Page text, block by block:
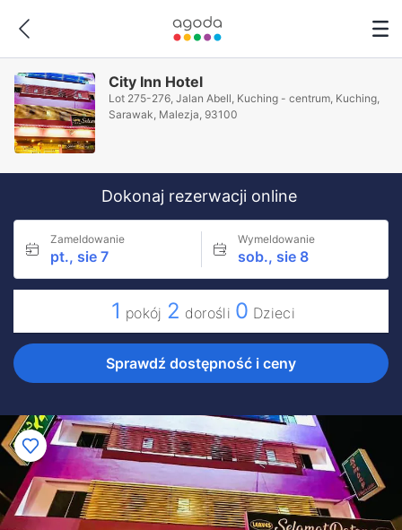
City Inn Hotel
Lot 275-276, Jalan Abell, Kuching - centrum, Kuching,
Sarawak, Malezja, 93100
Dokonaj rezerwacji online
Zameldowanie
pt., sie 7
Wymeldowanie
sob., sie 8
1 pokój 2 dorośli 0 Dzieci
Sprawdź dostępność i ceny